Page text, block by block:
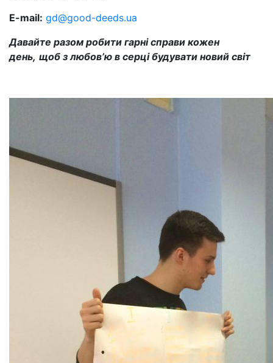
E-mail: gd@good-deeds.ua
Давайте разом робити гарні справи кожен
день, щоб з любов’ю в серці будувати новий світ